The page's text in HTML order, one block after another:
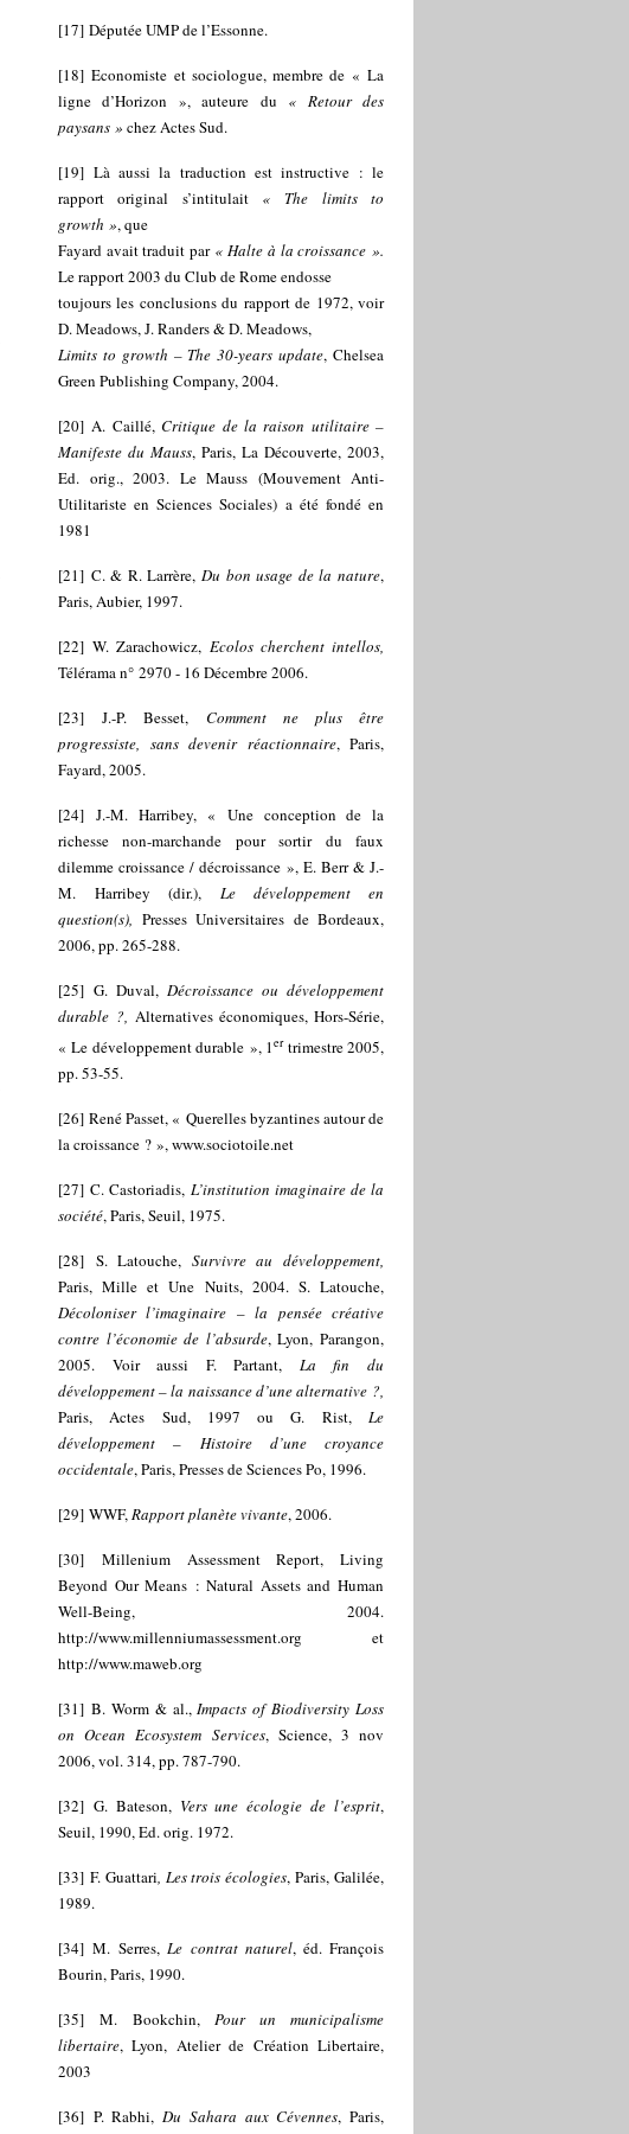
[17] Députée UMP de l’Essonne.
[18]Economiste et sociologue, membre de « La
ligne d’Horizon », auteure du « Retour des
paysans » chez Actes Sud.
[19]Là aussi la traduction est instructive : le
rapport original s’intitulait « The limits to
growth », que
Fayard avait traduit par « Halte à la croissance ».
Le rapport 2003 du Club de Rome endosse
toujours les conclusions du rapport de 1972, voir
D. Meadows, J. Randers & D. Meadows,
Limits to growth – The 30-years update, Chelsea
Green Publishing Company, 2004.
[20]A. Caillé,Critique de la raison utilitaire –
Manifeste du Mauss, Paris, La Découverte, 2003,
Ed. orig., 2003. Le Mauss (Mouvement Anti-
Utilitariste en Sciences Sociales) a été fondé en
1981
[21] C. & R. Larrère,Du bon usage de la nature,
Paris, Aubier, 1997.
[22]W. Zarachowicz, Ecolos cherchent intellos,
Télérama n° 2970 - 16 Décembre 2006.
[23]J.-P. Besset, Comment ne plus être
progressiste, sans devenir réactionnaire, Paris,
Fayard, 2005.
[24] J.-M. Harribey, « Une conception de la
richesse non-marchande pour sortir du faux
dilemme croissance / décroissance », E. Berr & J.-
M. Harribey (dir.), Le développement en
question(s), Presses Universitaires de Bordeaux,
2006, pp. 265-288.
[25] G. Duval, Décroissance ou développement
durable ?, Alternatives économiques, Hors-Série,
« Le développement durable », 1ertrimestre 2005,
pp. 53-55.
[26]René Passet, « Querelles byzantines autour de
la croissance ? »,www.sociotoile.net
[27]C. Castoriadis, L’institution imaginaire de la
société, Paris, Seuil, 1975.
[28] S. Latouche, Survivre au développement,
Paris, Mille et Une Nuits, 2004. S. Latouche,
Décoloniser l’imaginaire – la pensée créative
contre l’économie de l’absurde, Lyon, Parangon,
2005. Voir aussi F. Partant, La fin du
développement – la naissance d’une alternative ?,
Paris, Actes Sud, 1997 ou G. Rist, Le
développement – Histoire d’une croyance
occidentale, Paris, Presses de Sciences Po, 1996.
[29] WWF,Rapport planète vivante, 2006.
[30] Millenium Assessment Report, Living
Beyond Our Means : Natural Assets and Human
Well-Being, 2004.
http://www.millenniumassessment.org et
http://www.maweb.org
[31] B. Worm & al.,Impacts of Biodiversity Loss
on Ocean Ecosystem Services, Science, 3 nov
2006, vol. 314, pp. 787-790.
[32] G. Bateson, Vers une écologie de l’esprit,
Seuil, 1990, Ed. orig. 1972.
[33] F. Guattari, Les trois écologies, Paris, Galilée,
1989.
[34]M. Serres,Le contrat naturel, éd. François
Bourin, Paris, 1990.
[35] M. Bookchin, Pour un municipalisme
libertaire, Lyon, Atelier de Création Libertaire,
2003
[36] P. Rabhi,Du Sahara aux Cévennes, Paris,